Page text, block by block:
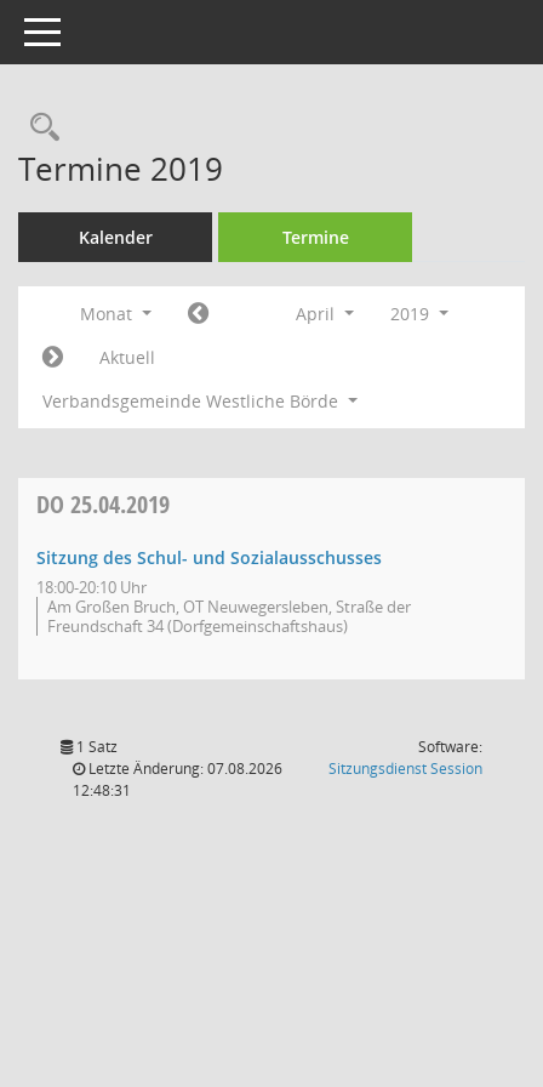
Toggle navigation
Rechercheauswahl
Termine 2019
Kalender Termine
Monat April
2019
Aktuell
Verbandsgemeinde Westliche Börde
DO 25.04.2019
Sitzung des Schul- und Sozialausschusses
18:00-20:10 Uhr
Am Großen Bruch, OT Neuwegersleben, Straße der
Freundschaft 34 (Dorfgemeinschaftshaus)
1 Satz
Letzte Änderung: 07.08.2026
12:48:31
Software:
SitzungsdienstSession(Wird in